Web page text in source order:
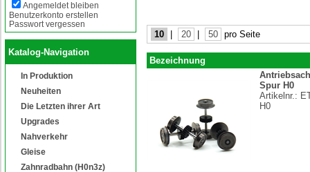
Angemeldet bleiben
Benutzerkonto erstellen
Passwort vergessen
Katalog-Navigation
In Produktion
Neuheiten
Die Letzten ihrer Art
Upgrades
Nahverkehr
Gleise
Zahnradbahn (H0n3z)
10 20 50 pro Seite
Bezeichnung
Spur H0
Artikelnr.:
H0